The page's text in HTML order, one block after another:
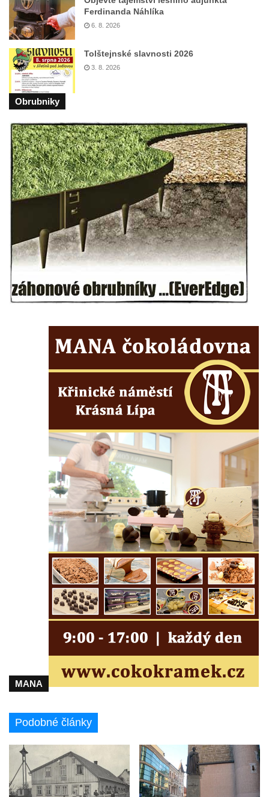
Zvonička u polní cesty pod Pastevním
vrchem u Růžové
Velká zvonice v Rakovníku
Zvonice kostela svaté Kateřiny
Alexandrijské ve Velvarech
Zvonice v Tupadlech
Zvonice v Chrastné
Zvonice u kostela svatých Petra a Pavla v
Růžové
Zvonice u sochy svatého Jana
Nepomuckého na rozcestí u domu čp. 249 v
Rozhledu (Jiřetín pod Jedlovou)
Zvonice kostela svatého Vojtěcha v ulici
Křížová v Litoměřicích
Zvonice Račice
Zvonice u kostela Matky Boží v Lounech
Zvonice Merboltice
Zvonice u kostela svatého Václava v
Dlažkovicích
Zvonice v zámeckém parku ve Svojkově
Zvonice u kostela svatých Petra a Pavla v
Zvonice u kostela svaté Barbory u Zahrádek
Zvonice na hřbitově v Jestřebí
Zvonice u starého židovského hřbitova v
Roudnici nad Labem
Zvonice v Rovném pod Řípem
Zvonice Polesí
Zvonice Levín
Dřevěná zvonice Lomnice nad Popelkou
Ferdinanda Náhlíka
6. 8. 2026
Tolštejnské slavnosti 2026
3. 8. 2026
Obrubniky
MANA
Podobné články